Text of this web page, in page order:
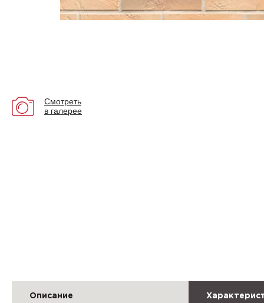
Смотреть
в галерее
Описание